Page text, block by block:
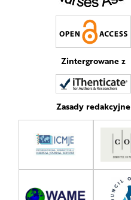
Zintergrowane z
Zasady redakcyjne